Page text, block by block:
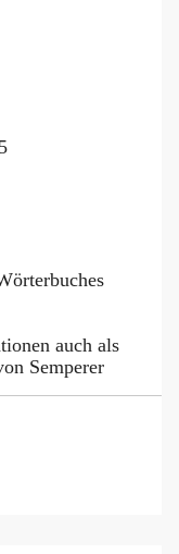
auch als
Semperer